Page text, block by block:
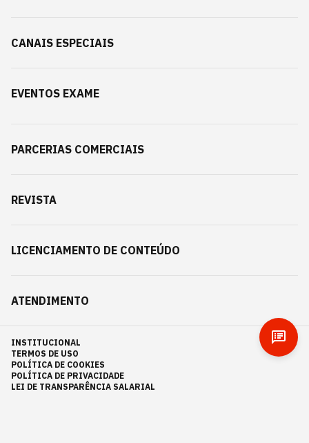
CANAIS ESPECIAIS
EVENTOS EXAME
PARCERIAS COMERCIAIS
REVISTA
LICENCIAMENTO DE CONTEÚDO
ATENDIMENTO
INSTITUCIONAL
TERMOS DE USO
POLÍTICA DE COOKIES
POLÍTICA DE PRIVACIDADE
LEI DE TRANSPARÊNCIA SALARIAL